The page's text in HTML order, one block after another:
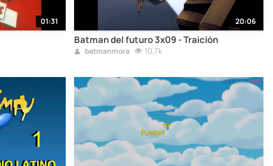
01:31 20:06
Batman del futuro 3x09 - Traición
batmanmora 10,7k